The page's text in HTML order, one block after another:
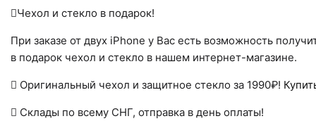
Чехол и стекло в подарок!
При заказе от двух iPhone у Вас есть возможность
в подарок чехол и стекло в нашем интернет-магазине.
Оригинальный чехол и защитное стекло за 1990₽!
Склады по всему СНГ, отправка в день оплаты!